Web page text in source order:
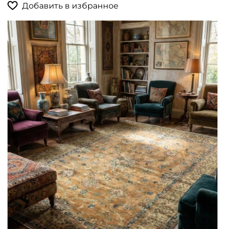
Добавить в избранное